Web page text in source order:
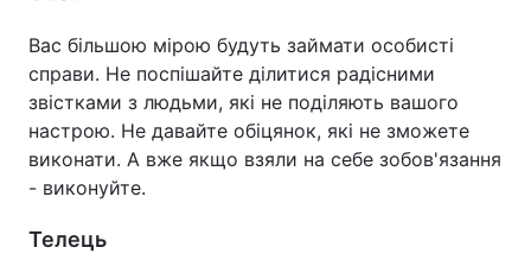
Вас більшою мірою будуть займати особисті
справи. Не поспішайте ділитися радісними
звістками з людьми, які не поділяють вашого
настрою. Не давайте обіцянок, які не зможете
виконати. А вже якщо взяли на себе зобов'язання
- виконуйте.
Телець